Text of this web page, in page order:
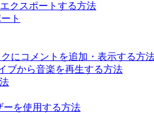
クスポートする方法
ト
クにコメントを追加・表示する方
ブから音楽を再生する方法
ーを使用する方法